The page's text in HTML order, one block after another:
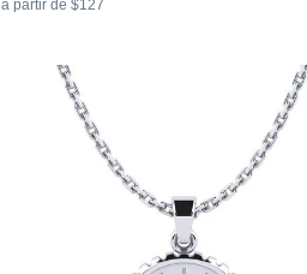
a partir de $127